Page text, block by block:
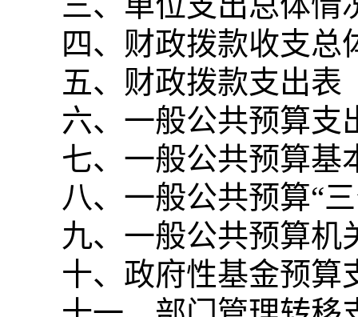
四、财政拨款收支总
五、财政拨款支出表
六、一般公共预算支
七、一般公共预算基
八、一般公共预算“
九、一般公共预算机
十、政府性基金预算